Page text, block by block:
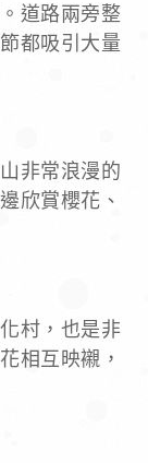
道路兩旁整
都吸引大量
非常浪漫的
欣賞櫻花、
村，也是非
相互映襯，